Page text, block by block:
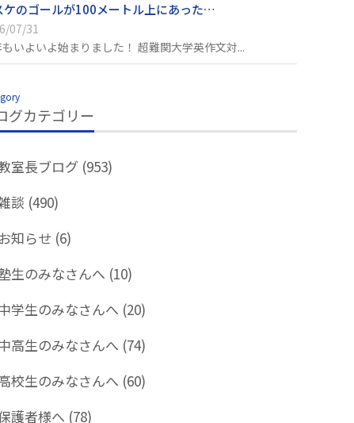
ケのゴールが100メートル上にあった…
07/31
いよいよ始まりました！ 超難関大学英作文対...
グカテゴリー
室長ブログ (953)
談 (490)
お知らせ (6)
生のみなさんへ (10)
学生のみなさんへ (20)
高生のみなさんへ (74)
校生のみなさんへ (60)
護者様へ (78)